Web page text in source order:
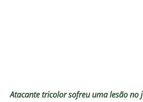
Atacante tricolor sofreu uma lesão no